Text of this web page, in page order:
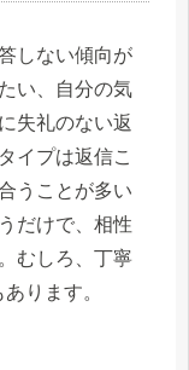
しない傾向が
い、自分の気
失礼のない返
イプは返信こ
うことが多い
だけで、相性
むしろ、丁寧
ります。